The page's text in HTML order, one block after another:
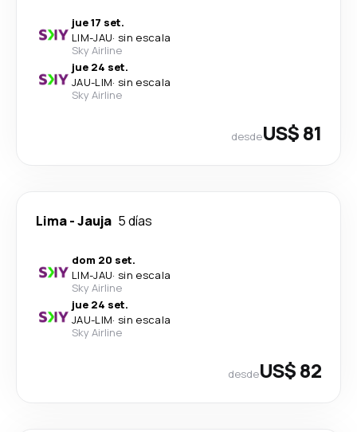
jue 17 set.
LIM-JAU· sin escala
Sky Airline
jue 24 set.
JAU-LIM· sin escala
Sky Airline
desdeUS$ 81
Lima-Jauja 5 días
dom 20 set.
LIM-JAU· sin escala
Sky Airline
jue 24 set.
JAU-LIM· sin escala
Sky Airline
desdeUS$ 82